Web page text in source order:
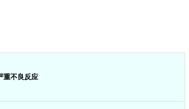
重不良反应